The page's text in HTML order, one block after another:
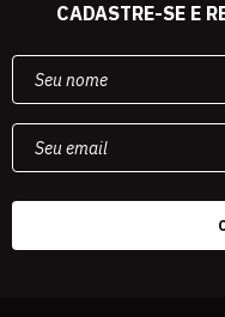
CADASTRE-SE E